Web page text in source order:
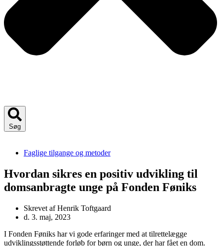
Søg
Faglige tilgange og metoder
Hvordan sikres en positiv udvikling til
domsanbragte unge på Fonden Føniks
Skrevet afHenrik Toftgaard
d. 3. maj, 2023
I Fonden Føniks har vi gode erfaringer med at tilrettelægge
udviklingsstøttende forløb for børn og unge, der har fået en dom.